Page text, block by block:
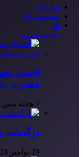
سایدبار
جستجو برای
10
مقالهمحبوب
اقتصاد
معتبر در
2 هفته پیش
درگذشت
29 نوامبر 2024